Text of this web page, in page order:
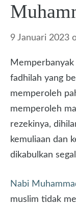
9 Januari 2023
Memperbanyak
fadhilah yang
memperoleh
memperoleh
rezekinya,
kemuliaan dan
dikabulkan
Nabi
muslim tidak